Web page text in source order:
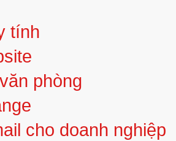
tính
phòng
cho doanh nghiệp